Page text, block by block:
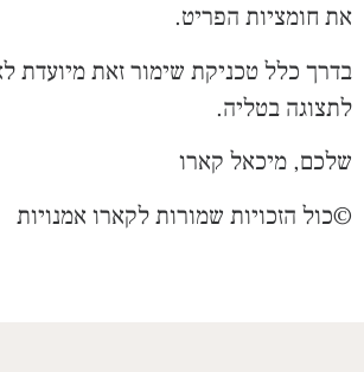
את חומציות הפריט.
בדרך כלל טכניקת שימור זאת מיועדת
לתצוגה בטליה.
שלכם, מיכאל קארו
©כול הזכויות שמורות לקארו אמנויות